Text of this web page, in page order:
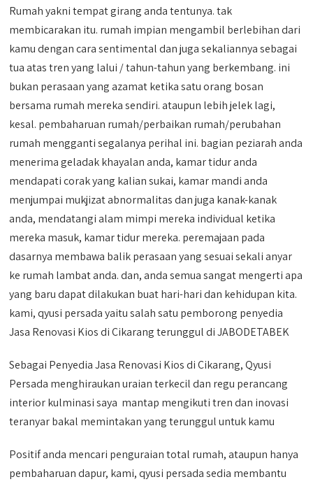
Rumah yakni tempat girang anda tentunya. tak
membicarakan itu. rumah impian mengambil berlebihan dari
kamu dengan cara sentimental dan juga sekaliannya sebagai
tua atas tren yang lalui / tahun-tahun yang berkembang. ini
bukan perasaan yang azamat ketika satu orang bosan
bersama rumah mereka sendiri. ataupun lebih jelek lagi,
kesal. pembaharuan rumah/perbaikan rumah/perubahan
rumah mengganti segalanya perihal ini. bagian peziarah anda
menerima geladak khayalan anda, kamar tidur anda
mendapati corak yang kalian sukai, kamar mandi anda
menjumpai mukjizat abnormalitas dan juga kanak-kanak
anda, mendatangi alam mimpi mereka individual ketika
mereka masuk, kamar tidur mereka. peremajaan pada
dasarnya membawa balik perasaan yang sesuai sekali anyar
ke rumah lambat anda. dan, anda semua sangat mengerti apa
yang baru dapat dilakukan buat hari-hari dan kehidupan kita.
kami, qyusi persada yaitu salah satu pemborong penyedia
Jasa Renovasi Kios di Cikarang terunggul di JABODETABEK
Sebagai Penyedia Jasa Renovasi Kios di Cikarang, Qyusi
Persada menghiraukan uraian terkecil dan regu perancang
interior kulminasi saya mantap mengikuti tren dan inovasi
teranyar bakal memintakan yang terunggul untuk kamu
Positif anda mencari penguraian total rumah, ataupun hanya
pembaharuan dapur, kami, qyusi persada sedia membantu